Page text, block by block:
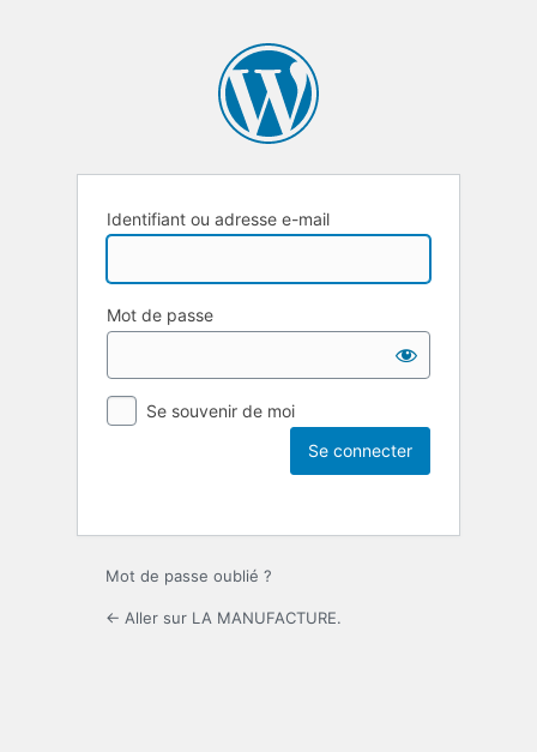
Identifiant ou adresse e-mail
Mot de passe
Se souvenir de moi
Mot de passe oublié ?
← Aller sur LA MANUFACTURE.